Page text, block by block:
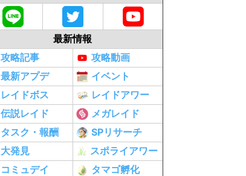
最新情報
攻略記事
攻略動画
最新アプデ
イベント
レイドボス
レイドアワー
伝説レイド
メガレイド
タスク・報酬
SPリサーチ
大発見
スポライアワー
コミュデイ
タマゴ孵化